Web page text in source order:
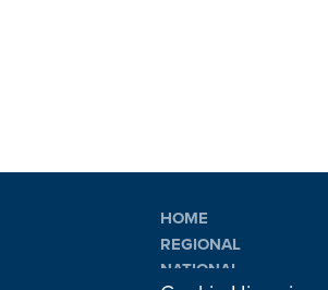
HOME
REGIONAL
NATIONAL